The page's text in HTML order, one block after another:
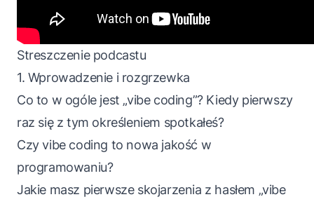
Streszczenie podcastu
1. Wprowadzenie i rozgrzewka
Co to w ogóle jest „vibe coding”? Kiedy pierwszy
raz się z tym określeniem spotkałeś?
Czy vibe coding to nowa jakość w
programowaniu?
Jakie masz pierwsze skojarzenia z hasłem „vibe